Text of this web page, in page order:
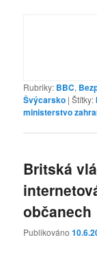
Rubriky: BBC,
Švýcarsko |Štítky:
ministerstvo
Britská
občanech
Publikováno